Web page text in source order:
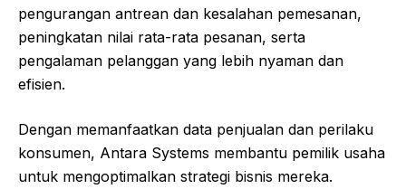
pengurangan antrean dan kesalahan pemesanan,
peningkatan nilai rata-rata pesanan, serta
pengalaman pelanggan yang lebih nyaman dan
efisien.
Dengan memanfaatkan data penjualan dan perilaku
konsumen, Antara Systems membantu pemilik usaha
untuk mengoptimalkan strategi bisnis mereka.